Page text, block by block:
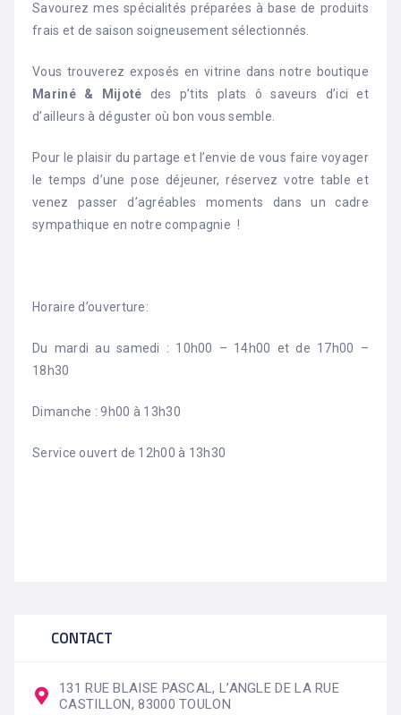
Savourez mes spécialités préparées à base de produits
frais et de saison soigneusement sélectionnés.
Vous trouverez exposés en vitrine dans notre boutique
Mariné & Mijoté des p’tits plats ô saveurs d’ici et
d’ailleurs à déguster où bon vous semble.
Pour le plaisir du partage et l’envie de vous faire voyager
le temps d’une pose déjeuner, réservez votre table et
venez passer d’agréables moments dans un cadre
sympathique en notre compagnie !
Horaire d’ouverture:
Du mardi au samedi : 10h00 – 14h00 et de 17h00 –
18h30
Dimanche : 9h00 à 13h30
Service ouvert de 12h00 à 13h30
CONTACT
131 RUE BLAISE PASCAL, L’ANGLE DE LA RUE
CASTILLON, 83000 TOULON